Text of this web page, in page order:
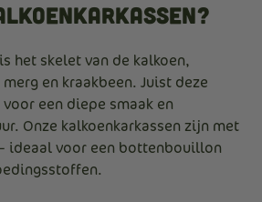
het skelet van de kalkoen,
en kraakbeen. Juist deze
een diepe smaak en
Onze kalkoenkarkassen zijn met
ideaal voor een bottenbouillon